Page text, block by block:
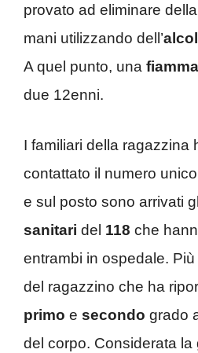
provato ad eliminare della
mani utilizzando dell’alcol
A quel punto, una
due 12enni.
I familiari della ragazzina
contattato il numero
e sul posto sono arrivati
sanitari del 118 che
entrambi in ospedale.
del ragazzino che ha
primo e secondo grado
del corpo. Considerata la